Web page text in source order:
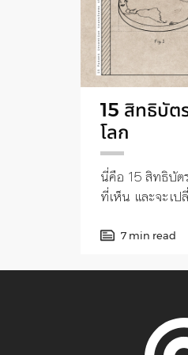
15 สิทธิบัต
โลก
นี่คือ 15 สิทธิบัต
ที่เห็น และจะเ
7 min read